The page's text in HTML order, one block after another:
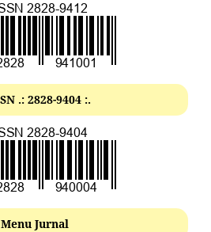
.: 2828-9404 :.
Menu Jurnal